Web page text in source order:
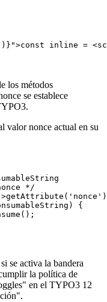
inline =
los métodos
se establece
valor nonce actual en su
*/
{
se activa la bandera
la política de
en el TYPO3 12